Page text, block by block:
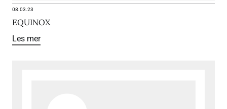
08.03.23
EQUINOX
Les mer